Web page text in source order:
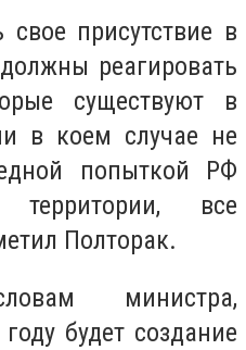
присутствие в
реагировать
существуют в
в коем случае не
попыткой РФ
территории, все
Полторак.
министра,
будет создание